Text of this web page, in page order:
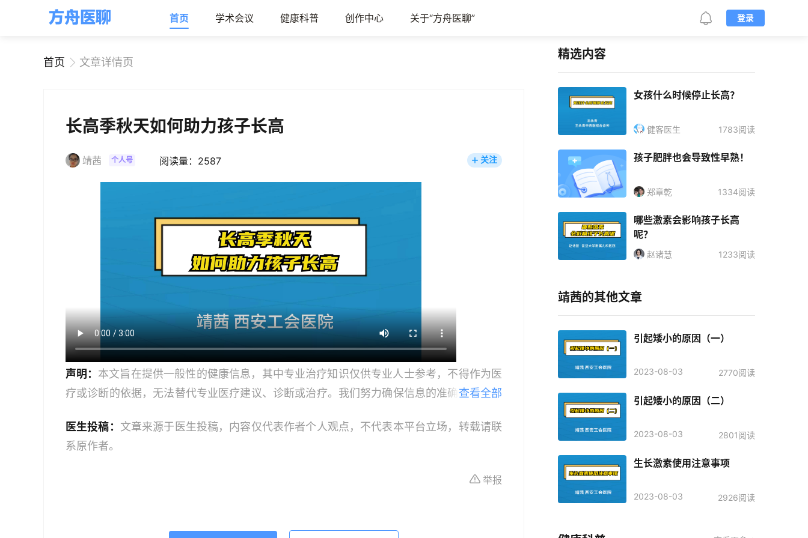
首页 学术会议 健康科普 创作中心 关于“方舟医聊” 登录
首页 文章详情页
长高季秋天如何助力孩子长高
靖茜 个人号 阅读量：2587 关注
声明： 本文旨在提供一般性的健康信息，其中专业治疗知识仅供专业人士参考，不得作为医
疗或诊断的依据，无法替代专业医疗建议、诊断或治疗。我们努力确保信息的准确性，但本
策时，应咨询合格的医疗专业人员。对于依据本文内容采取的任何行动，本文作者、出版方
或任何相关第三方不承担任何责任。若身体不适或需要咨询专业医疗问题，请前往专业医疗
查看全部
医生投稿： 文章来源于医生投稿，内容仅代表作者个人观点，不代表本平台立场，转载请联
系原作者。
举报
精选内容
女孩什么时候停止长高？
健客医生 1783阅读
孩子肥胖也会导致性早熟！
郑章乾 1334阅读
哪些激素会影响孩子长高
呢？
赵诸慧 1233阅读
靖茜的其他文章
引起矮小的原因（一）
2023-08-03 2770阅读
引起矮小的原因（二）
2023-08-03 2801阅读
生长激素使用注意事项
2023-08-03 2926阅读